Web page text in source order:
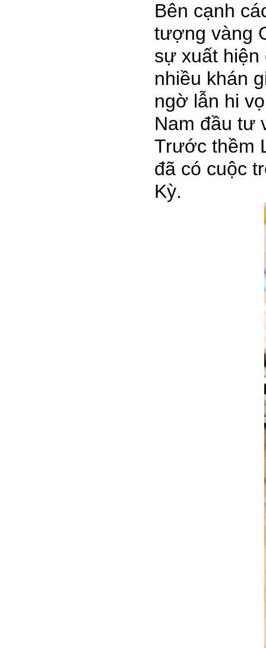
Bên cạnh
tượng vàng
sự xuất
nhiều khán
ngờ lẫn hi
Nam đầu tư
Trước thềm
đã có cuộc
Kỳ.